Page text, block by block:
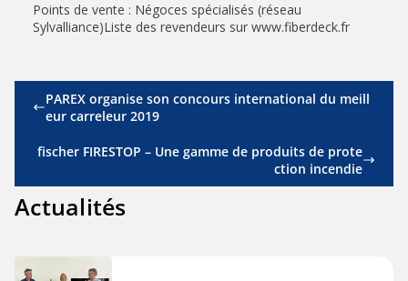
Points de vente : Négoces spécialisés (réseau
Sylvalliance)Liste des revendeurs sur www.fiberdeck.fr
PAREX organise son concours international du meill
eur carreleur 2019
fischer FIRESTOP – Une gamme de produits de prote
ction incendie
Actualités